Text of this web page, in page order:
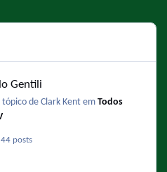
Gentili
tópico de Clark Kent em Todos
posts